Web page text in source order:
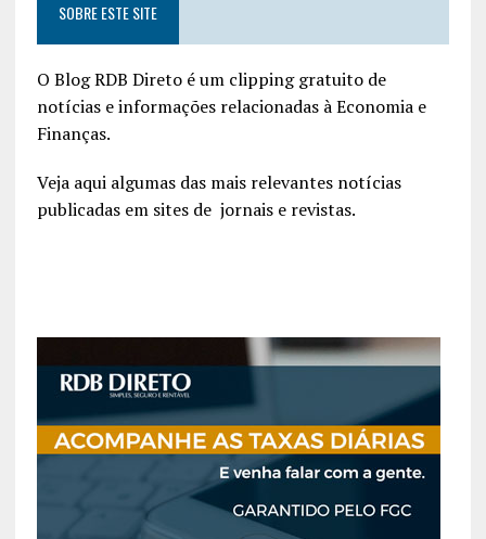
SOBRE ESTE SITE
O Blog RDB Direto é um clipping gratuito de
notícias e informações relacionadas à Economia e
Finanças.
Veja aqui algumas das mais relevantes notícias
publicadas em sites de jornais e revistas.